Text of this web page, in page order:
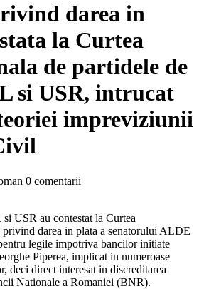
darea in
la Curtea
de partidele de
si USR, intrucat
impreviziunii
0 comentarii
USR au contestat la Curtea
darea in plata a senatorului ALDE
legile impotriva bancilor initiate
Piperea, implicat in numeroase
deci direct interesat in discreditarea
Nationale a Romaniei (BNR).